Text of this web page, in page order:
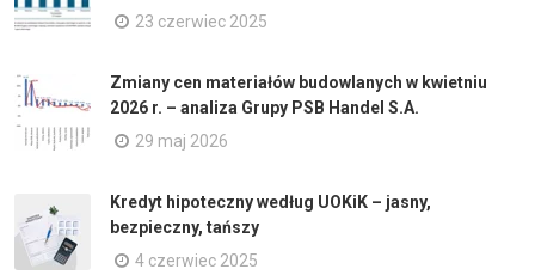
23 czerwiec 2025
Zmiany cen materiałów budowlanych w kwietniu
2026 r. – analiza Grupy PSB Handel S.A.
29 maj 2026
Kredyt hipoteczny według UOKiK – jasny,
bezpieczny, tańszy
4 czerwiec 2025